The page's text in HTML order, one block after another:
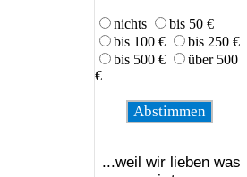
nichts
bis 50 €
bis 100 €
bis 250 €
bis 500 €
über 500
€
...weil wir lieben was